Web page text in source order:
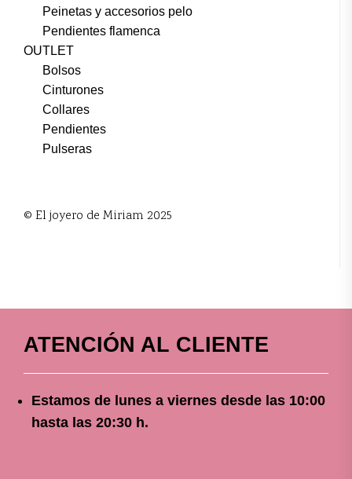
Peinetas y accesorios pelo
Pendientes flamenca
OUTLET
Bolsos
Cinturones
Collares
Pendientes
Pulseras
© El joyero de Miriam 2025
ATENCIÓN AL CLIENTE
Estamos de lunes a viernes desde las 10:00
hasta las 20:30 h.